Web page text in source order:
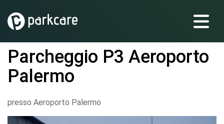
Parcheggio P3 Aeroporto
Palermo
presso Aeroporto Palermo